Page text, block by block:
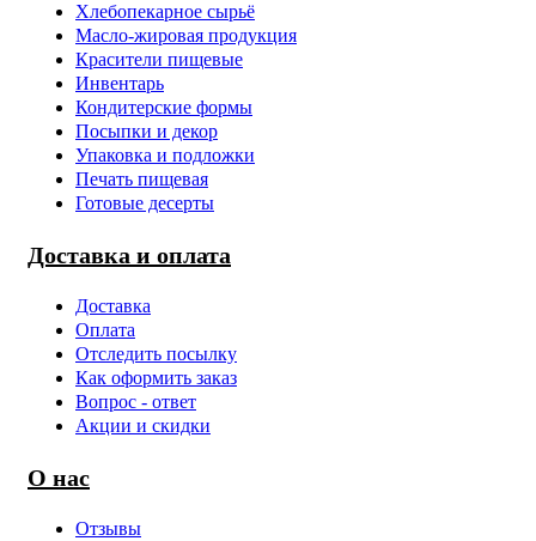
Хлебопекарное сырьё
Масло-жировая продукция
Красители пищевые
Инвентарь
Кондитерские формы
Посыпки и декор
Упаковка и подложки
Печать пищевая
Готовые десерты
Доставка и оплата
Доставка
Оплата
Отследить посылку
Как оформить заказ
Вопрос - ответ
Акции и скидки
О нас
Отзывы